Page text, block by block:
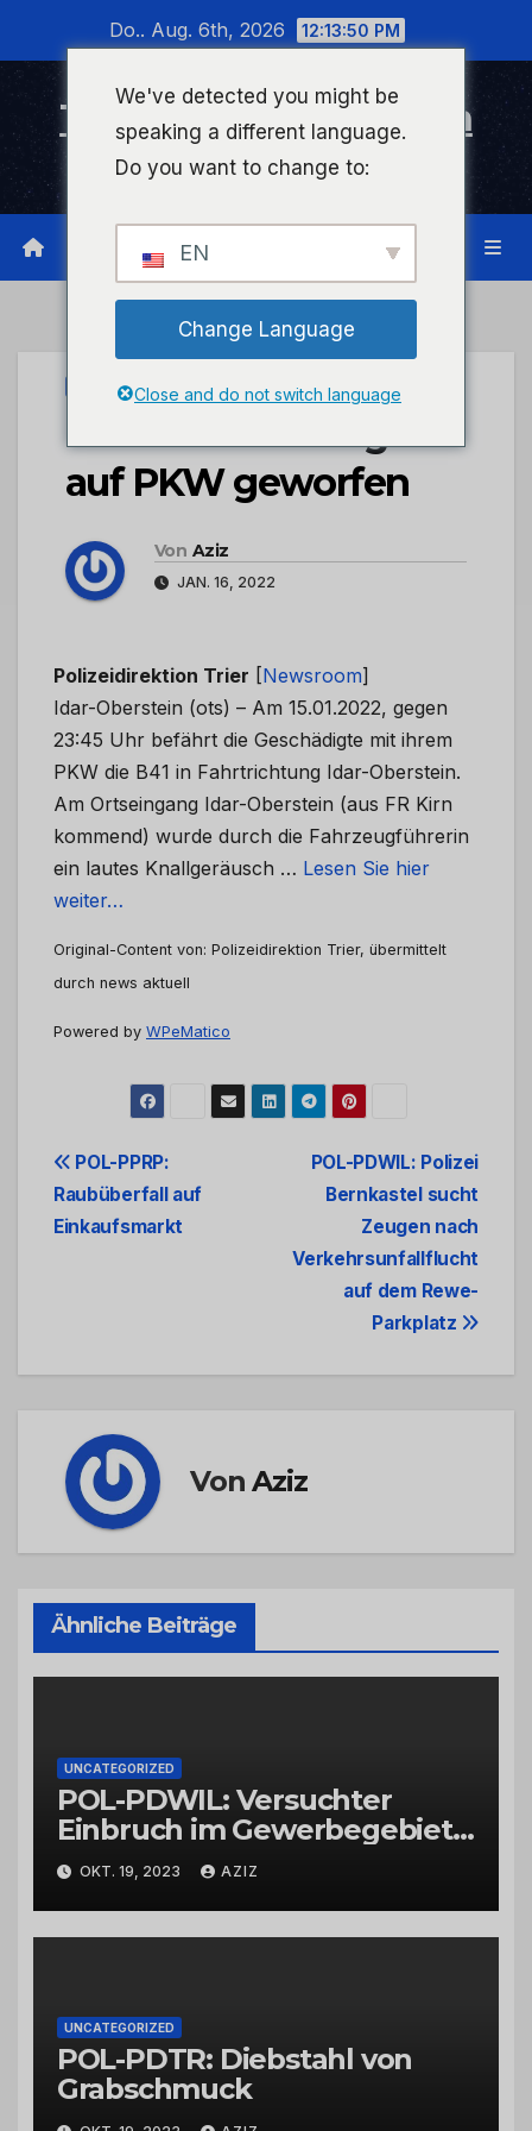
wechseln
Do.. Aug. 6th, 2026 12:13:50 PM
Timeline Bad Kreuznach
Infonetzwerk für Bad Kreuznach
UNCATEGORIZED
POL-PDTR: Orange
auf PKW geworfen
Von Aziz
JAN. 16, 2022
Polizeidirektion Trier [Newsroom]
Idar-Oberstein (ots) – Am 15.01.2022, gegen
23:45 Uhr befährt die Geschädigte mit ihrem
PKW die B41 in Fahrtrichtung Idar-Oberstein.
Am Ortseingang Idar-Oberstein (aus FR Kirn
kommend) wurde durch die Fahrzeugführerin
ein lautes Knallgeräusch … Lesen Sie hier
weiter…
Original-Content von: Polizeidirektion Trier, übermittelt
durch news aktuell
Powered by WPeMatico
Beitrags-
Navigation
POL-PDWIL: Polizei
Bernkastel sucht
Zeugen nach
Verkehrsunfallflucht
auf dem Rewe-
Parkplatz
POL-PPRP:
Raubüberfall auf
Einkaufsmarkt
VonAziz
Ähnliche Beiträge
UNCATEGORIZED
POL-PDWIL: Versuchter
Einbruch im Gewerbegebiet
Wittlich
OKT. 19, 2023 AZIZ
UNCATEGORIZED
POL-PDTR: Diebstahl von
Grabschmuck
We've detected you might be
speaking a different language.
Do you want to change to:
EN
Change Language
Close and do not switch language